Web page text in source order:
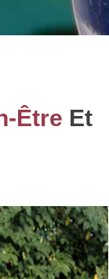
Être Et